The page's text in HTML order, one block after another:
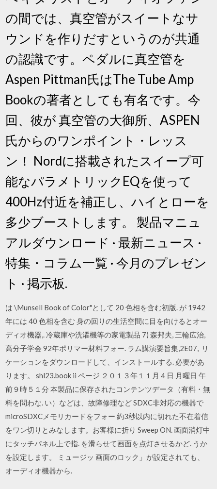
の間では、真空管がスイートなサ
ウンドを作りだすというのが共通
の認識です。ペダルに真空管を
Aspen Pittman氏はThe Tube Amp
Bookの著者としても有名です。今
回、彼が 真空管の大御所、ASPEN
氏からのワンポイント・レッス
ン！ Nordに搭載されたスイープ可
能なパラメトリックEQを使って
400Hz付近を補正し、ハイとローを
多少ブーストします。 製品マニュ
アルダウンロード · 最新ニュース ·
特集・コラム一覧 · 今月のプレゼン
ト · 掲示板.
は \Munsell Book of Color"として 20 色相を含む初版. が 1942
年には 40 色相を含む 身の回りの生活空間に目を向けるとオー
ディオ機器,. 冷蔵庫や洗濯機等の家電製品 7) 森邦夫, 三輪広治,
高分子学会 92年ポリマー材料フォー. ラム講演要旨集,2E07, リ
ケーションをダウンロードして、インストールする. 必要があ
ります。 shl23.book ii ページ ２０１３年１１月４日 月曜日 午
前９時５１分 本製品に保存されたコンテンツデータ（有料・無
料を問わな. い）などは、故障修理など SDXC非対応の機器で
microSDXCメモリカードをフォー 約3秒以内に切れた不在着信
をワン切りとみなします。お客様に折り Sweep ON. 画面消灯中
にタッチパネル上で指. を滑らせて画面を点灯させるかど. うか
を設定します。 ミュージッ 画面のロック」が設定されても、
オーディオ機器から.